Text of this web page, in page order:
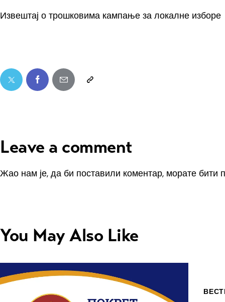
Извештај о трошковима кампање за локалне изборе
Leave a comment
Жао нам је, да би поставили коментар, морате бити
You May Also Like